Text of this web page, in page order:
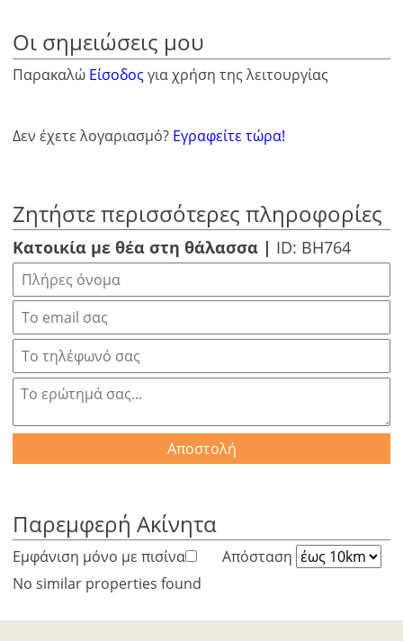
Οι σημειώσεις μου
Παρακαλώ Είσοδοςγια χρήση της λειτουργίας
Δεν έχετε λογαριασμό? Εγραφείτε τώρα!
Ζητήστε περισσότερες πληροφορίες
Κατοικία με θέα στη θάλασσα | ID: BH764
Αποστολή
Παρεμφερή Ακίνητα
Εμφάνιση μόνο με πισίνα
Απόσταση
No similar properties found